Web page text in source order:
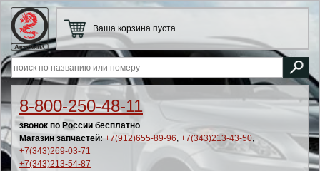
8-800-250-48-11
звонок по России бесплатно
Магазин запчастей: +7(912)655-89-96, +7(343)213-43-50,
+7(343)269-03-71
+7(343)213-54-87
Ваша корзина пуста